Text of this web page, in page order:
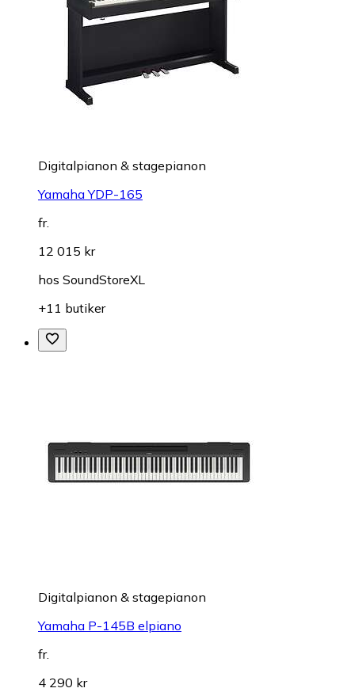
Digitalpianon & stagepianon
Yamaha YDP-165
fr.
12 015 kr
hos SoundStoreXL
+11 butiker
Digitalpianon & stagepianon
Yamaha P-145B elpiano
fr.
4 290 kr